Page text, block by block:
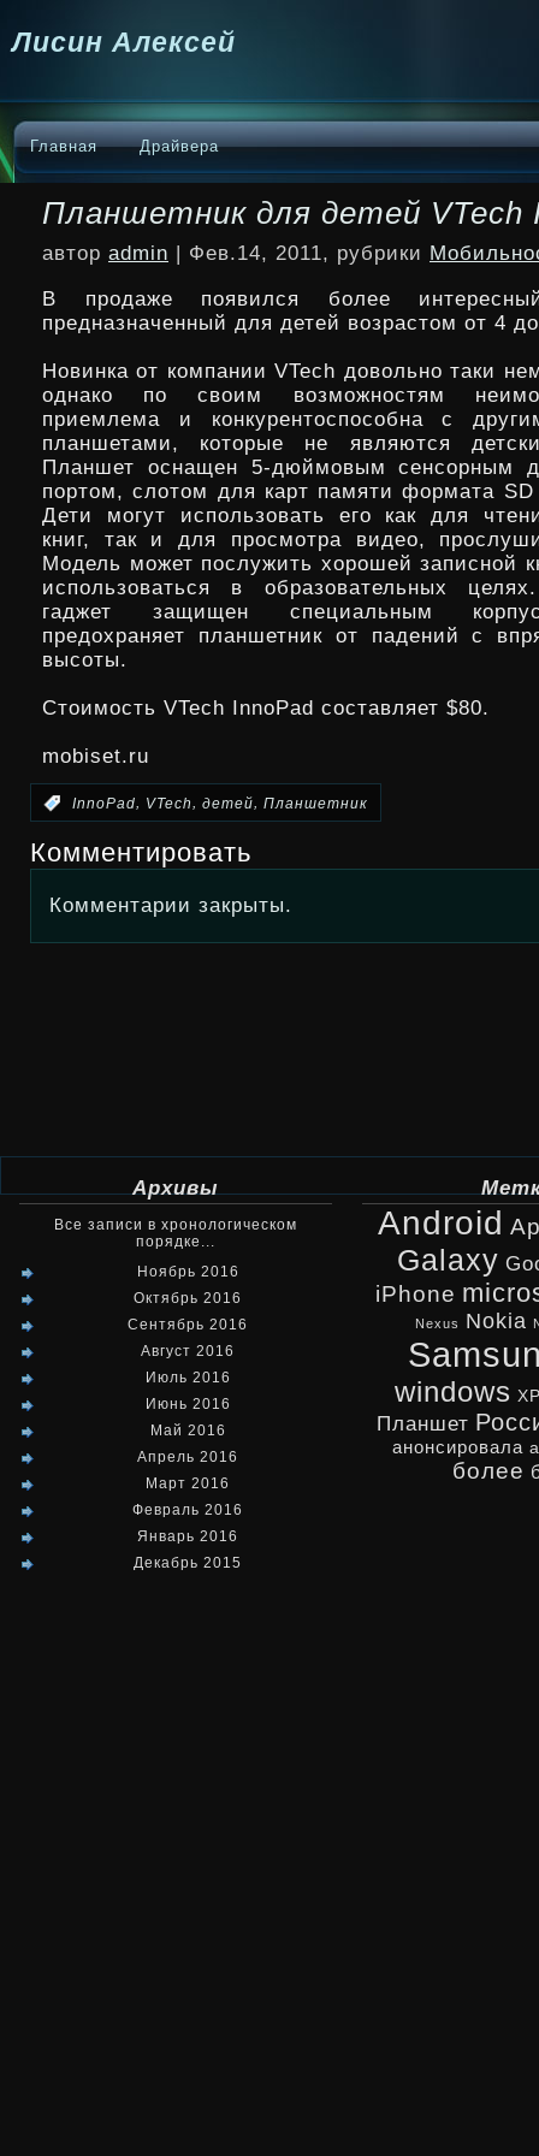
Лисин Алексей
Главная Драйвера
Планшетник для детей VTech
автор admin | Фев.14, 2011, рубрики
В продаже появился более
предназначенный для детей возрастом от 4
Новинка от компании VTech довольно таки
однако по своим возможностям
приемлема и конкурентоспособнас
планшетами, которые не являются
Планшет оснащен 5-дюймовым сенсорным
портом, слотом для карт памяти формата
Дети могут использовать его как для
книг, так и для просмотра видео,
Модель может послужить хорошей записной
использоваться в образовательных
гаджет защищен специальным
предохраняет планшетник от падений с
высоты.
Стоимость VTech InnoPad составляет $80.
mobiset.ru
InnoPad, VTech, детей, Планшетник
Комментировать
Комментарии закрыты.
Архивы
Все записи в хронологическом
порядке...
Ноябрь 2016
Октябрь 2016
Сентябрь 2016
Август 2016
Июль 2016
Июнь 2016
Май 2016
Апрель 2016
Март 2016
Февраль 2016
Январь 2016
Декабрь 2015
Android
Galaxy
iPhone
Nexus Nokia
windows
Планшет
анонсировала
более